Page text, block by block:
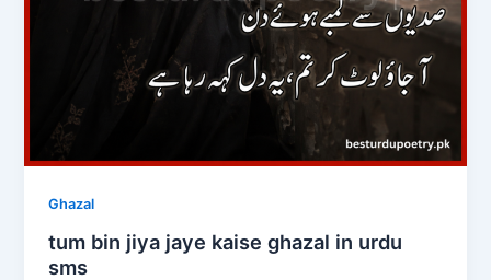
Ghazal
tum bin jiya jaye kaise ghazal in urdu
sms